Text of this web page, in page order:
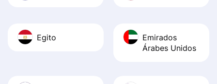
Egito
Emirados
Árabes Unidos